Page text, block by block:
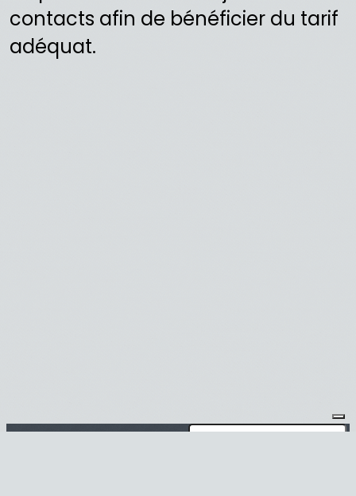
contacts afin de bénéficier du tarif
adéquat.
Je m'abonne à la newsletter